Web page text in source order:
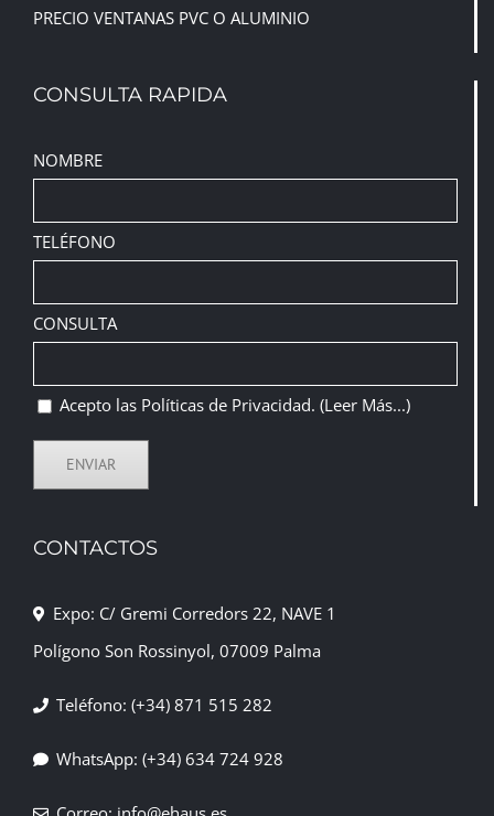
PRECIO VENTANAS PVC O ALUMINIO
CONSULTA RAPIDA
NOMBRE
TELÉFONO
CONSULTA
Acepto las Políticas de Privacidad. (Leer Más...)
CONTACTOS
Expo: C/ Gremi Corredors 22, NAVE 1
Polígono Son Rossinyol, 07009 Palma
Teléfono: (+34) 871 515 282
WhatsApp: (+34) 634 724 928